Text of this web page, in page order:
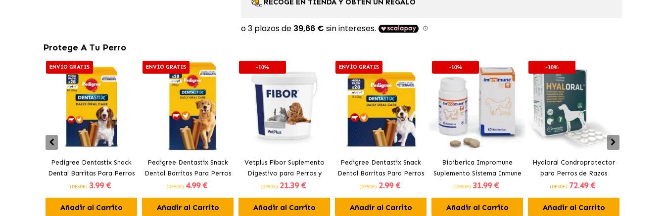
Protege A Tu Perro
ENVÍO GRATIS
Pedigree Dentastix Snack
Dental Barritas Para Perros
Medianos 10-25 kg
(DESDE) 3.99 €
Añadir al Carrito
ENVÍO GRATIS
Pedigree Dentastix Snack
Dental Barritas Para Perros
Grandes +25 kg
(DESDE) 4.99 €
Añadir al Carrito
-10%
Vetplus Fibor Suplemento
Digestivo para Perros y
Gatos
(DESDE) 21.39 €
Añadir al Carrito
ENVÍO GRATIS
Pedigree Dentastix Snack
Dental Barritas Para Perros
Pequeños 5-10 kg
(DESDE) 2.99 €
Añadir al Carrito
-10%
Bioiberica Impromune
Suplemento Sistema Inmune
para Perros y Gatos
(DESDE) 31.99 €
Añadir al Carrito
-10%
Hyaloral Condroprotector
para Perros de Razas
Grandes Pharmadiet
(DESDE) 72.49 €
Añadir al Carrito